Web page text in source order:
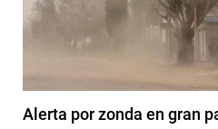
Alerta por zonda en gran